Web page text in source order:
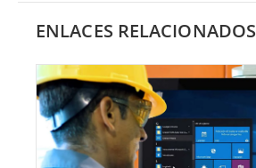
ENLACES RELACIONADOS